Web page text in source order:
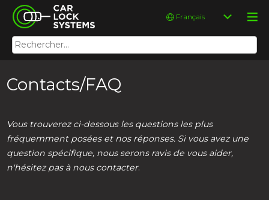
Skip
content
Car Lock Systems
Car Lock Systems
Rechercher :
Choisir
langue
Contacts/FAQ
Vous trouverez ci-dessous les questions les plus
fréquemment posées et nos réponses. Si vous avez une
question spécifique, nous serons ravis de vous aider,
n'hésitez pas à nous contacter.